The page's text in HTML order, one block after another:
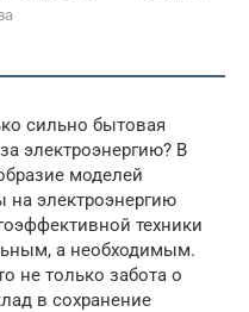
сильно бытовая
электроэнергию? В
моделей
на электроэнергию
техники
а необходимым.
не только забота о
в сохранение